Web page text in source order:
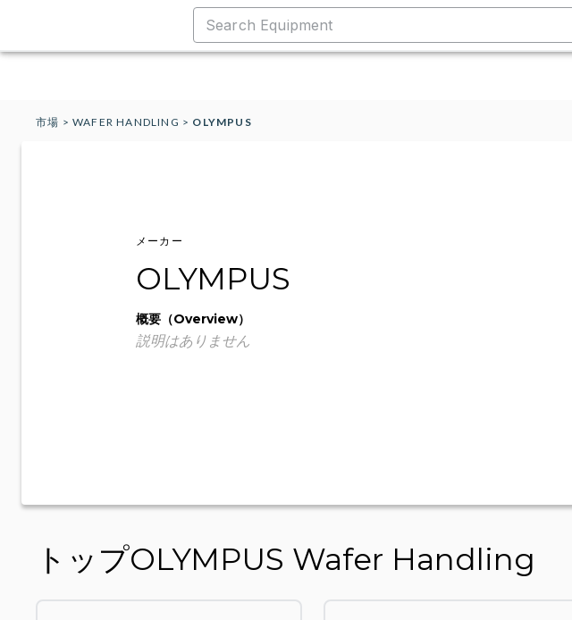
市場 >WAFER HANDLING > OLYMPUS
メーカー
OLYMPUS
概要（Overview）
説明はありません
トップOLYMPUS Wafer Handling